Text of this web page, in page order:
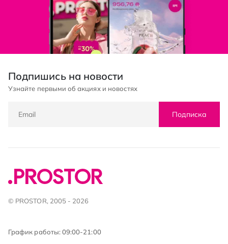
Подпишись на новости
Узнайте первыми об акциях и новостях
Подписка
© PROSTOR, 2005 - 2026
График работы: 09:00-21:00